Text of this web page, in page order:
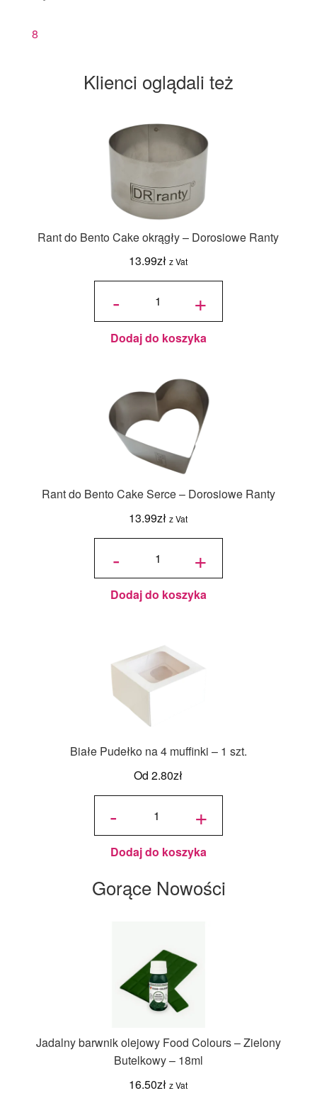
8
Klienci oglądali też
Rant do Bento Cake okrągły – Dorosiowe Ranty
13.99zł z Vat
-
ilość Rant
okrągły -
Dorosiowe
Ranty +
Dodaj do koszyka
Rant do Bento Cake Serce – Dorosiowe Ranty
13.99zł z Vat
-
ilość Rant
Serce -
Dorosiowe
Ranty +
Dodaj do koszyka
Białe Pudełko na 4 muffinki – 1 szt.
Od2.80zł
-
ilość
na 4
muffinki
- 1 szt. +
Dodaj do koszyka
Gorące Nowości
Jadalny barwnik olejowy Food Colours – Zielony
Butelkowy – 18ml
16.50zł z Vat